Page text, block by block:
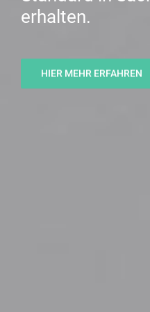
erhalten.
HIER MEHR ERFAHREN